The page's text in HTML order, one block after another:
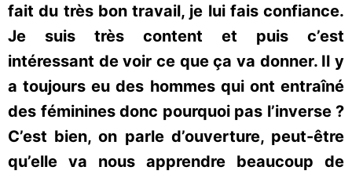
fait du très bon travail, je lui fais confiance.
Je suis très content et puis c’est
intéressant de voir ce que ça va donner. Il y
a toujours eu des hommes qui ont entraîné
des féminines donc pourquoi pas l’inverse ?
C’est bien, on parle d’ouverture, peut-être
qu’elle va nous apprendre beaucoup de